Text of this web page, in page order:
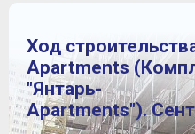
Ход
Apartments
"Янтарь-
Apartments").